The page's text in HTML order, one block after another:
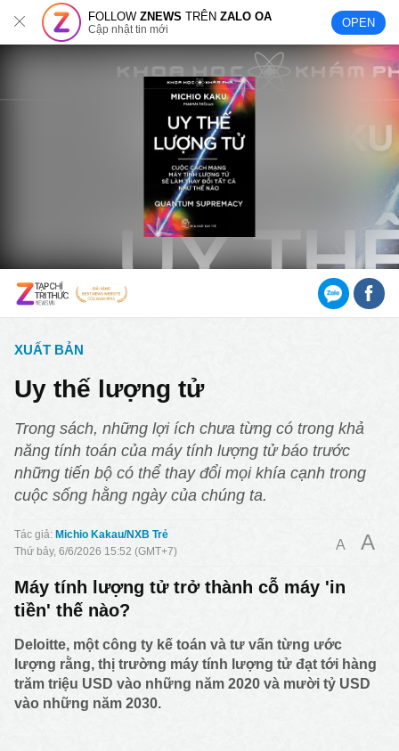
FOLLOWZNEWS TRÊNZALO OA
Cập nhật tin mới OPEN
XUẤT BẢN
Uy thế lượng tử
Trong sách, những lợi ích chưa từng có trong khả
năng tính toán của máy tính lượng tử báo trước
những tiến bộ có thể thay đổi mọi khía cạnh trong
cuộc sống hằng ngày của chúng ta.
Michio Kakau/NXB Trẻ
Thứ bảy, 6/6/2026 15:52 (GMT+7)
A A
Máy tính lượng tử trở thành cỗ máy 'in
tiền' thế nào?
Deloitte, một công ty kế toán và tư vấn từng ước
lượng rằng, thị trường máy tính lượng tử đạt tới hàng
trăm triệu USD vào những năm 2020 và mười tỷ USD
vào những năm 2030.